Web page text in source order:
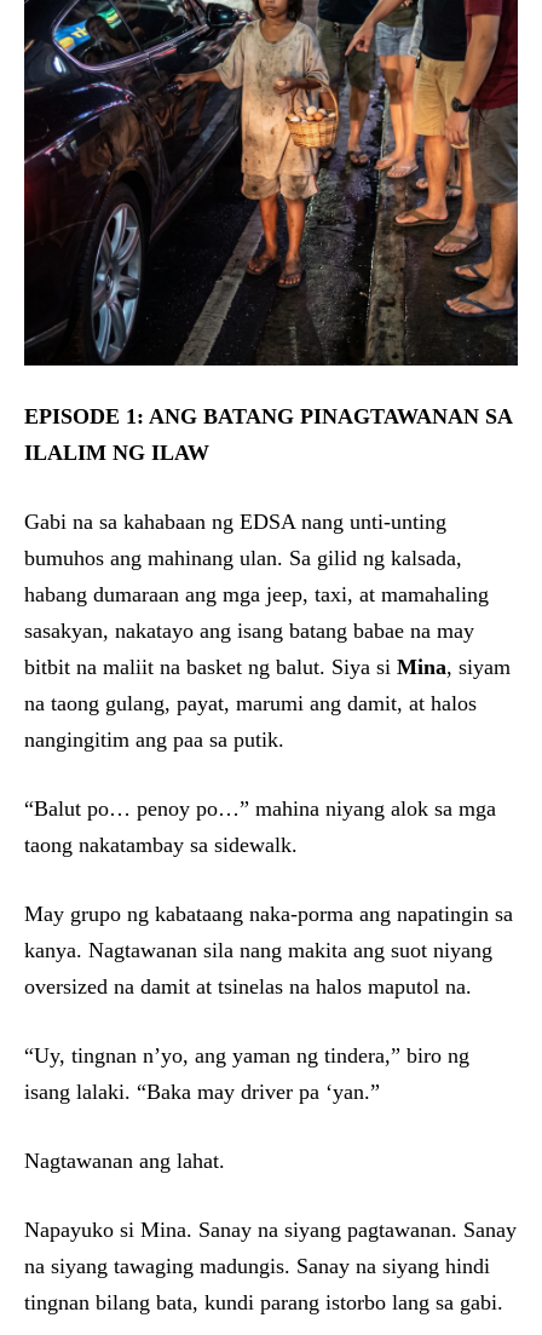
EPISODE 1: ANG BATANG PINAGTAWANAN SA
ILALIM NG ILAW
Gabi na sa kahabaan ng EDSA nang unti-unting
bumuhos ang mahinang ulan. Sa gilid ng kalsada,
habang dumaraan ang mga jeep, taxi, at mamahaling
sasakyan, nakatayo ang isang batang babae na may
bitbit na maliit na basket ng balut. Siya si Mina, siyam
na taong gulang, payat, marumi ang damit, at halos
nangingitim ang paa sa putik.
“Balut po… penoy po…” mahina niyang alok sa mga
taong nakatambay sa sidewalk.
May grupo ng kabataang naka-porma ang napatingin sa
kanya. Nagtawanan sila nang makita ang suot niyang
oversized na damit at tsinelas na halos maputol na.
“Uy, tingnan n’yo, ang yaman ng tindera,” biro ng
isang lalaki. “Baka may driver pa ‘yan.”
Nagtawanan ang lahat.
Napayuko si Mina. Sanay na siyang pagtawanan. Sanay
na siyang tawaging madungis. Sanay na siyang hindi
tingnan bilang bata, kundi parang istorbo lang sa gabi.